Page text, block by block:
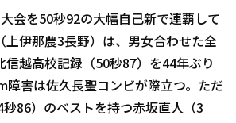
会を50秒92の大幅自己新で連覇して
上伊那農3長野）は、男女合わせた全
信越高校記録（50秒87）を44年ぶり
障害は佐久長聖コンビが際立つ。ただ
86）のベストを持つ赤坂直人（3